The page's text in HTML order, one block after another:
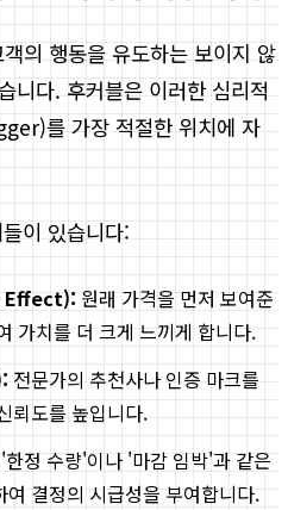
의 행동을 유도하는 보이지 않
니다. 후커블은 이러한 심리적
를 가장 적절한 위치에 자
이 있습니다:
Effect): 원래 가격을 먼저 보여준
가치를 더 크게 느끼게 합니다.
전문가의 추천사나 인증 마크를
뢰도를 높입니다.
'한정 수량'이나 '마감 임박'과 같은
결정의 시급성을 부여합니다.